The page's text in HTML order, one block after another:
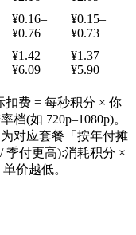
¥0.16–
¥0.76
¥0.15–
¥0.73
¥1.42–
¥6.09
¥1.37–
¥5.90
费 = 每秒积分 × 你
(如 720p–1080p)。
对应套餐「按年付摊
季付更高):消耗积分 ×
价越低。